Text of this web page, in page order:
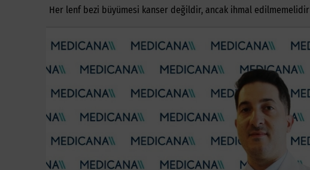
Her lenf bezi büyümesi kanser değildir, ancak ihmal edilmemelidir